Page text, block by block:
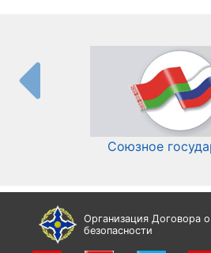
Союзное
Организация Договора
безопасности